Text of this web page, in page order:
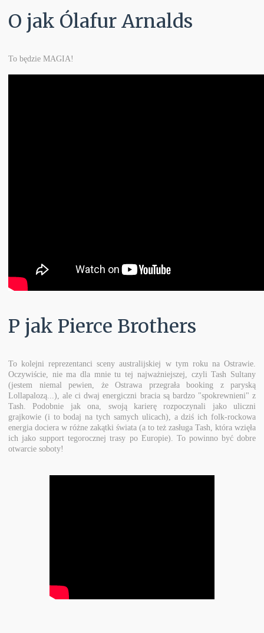
O jak Ólafur Arnalds
To będzie MAGIA!
P jak Pierce Brothers
To kolejni reprezentanci sceny australijskiej w tym roku na Ostrawie.
Oczywiście, nie ma dla mnie tu tej najważniejszej, czyli Tash Sultany
(jestem niemal pewien, że Ostrawa przegrała booking z paryską
Lollapalozą...), ale ci dwaj energiczni bracia są bardzo "spokrewnieni" z
Tash. Podobnie jak ona, swoją karierę rozpoczynali jako uliczni
grajkowie (i to bodaj na tych samych ulicach), a dziś ich folk-rockowa
energia dociera w różne zakątki świata (a to też zasługa Tash, która wzięła
ich jako support tegorocznej trasy po Europie). To powinno być dobre
otwarcie soboty!